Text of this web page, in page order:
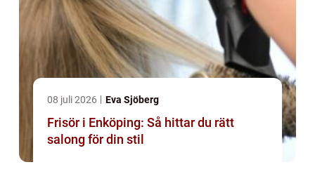
08 juli 2026 Eva Sjöberg
Frisör i Enköping: Så hittar du rätt
salong för din stil